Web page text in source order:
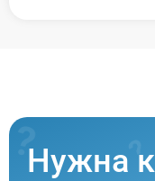
Нужна